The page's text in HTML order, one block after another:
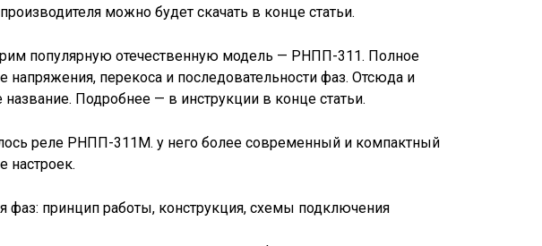
можно будет скачать в конце статьи.
популярную отечественную модель — РНПП-311. Полное
напряжения, перекоса и последовательности фаз. Отсюда и
название. Подробнее — в инструкции в конце статьи.
реле РНПП-311М. у него более современный и компактный
настроек.